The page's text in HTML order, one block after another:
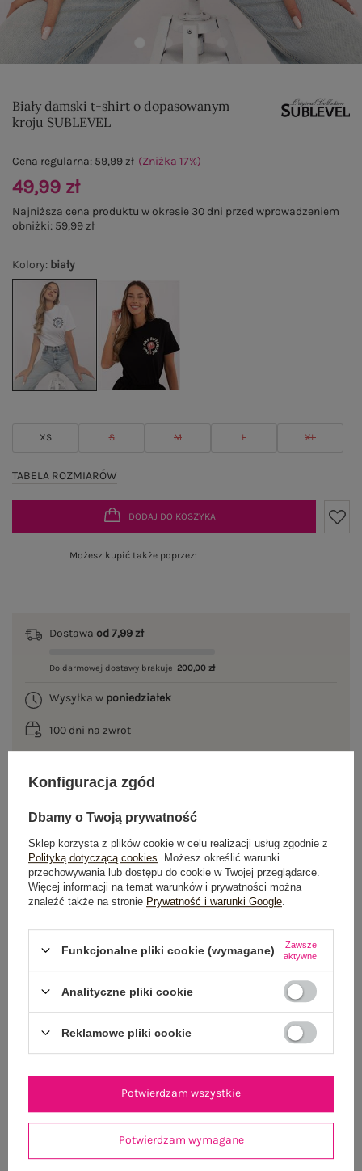
Biały damski t-shirt o dopasowanym
kroju SUBLEVEL
Kolory: biały
XS S M L XL
TABELA ROZMIARÓW
Cena regularna:59,99 zł (Zniżka 17%)
49,99 zł
Najniższa cena produktu w okresie 30 dni przed wprowadzeniem
obniżki: 59,99 zł
DODAJ DO KOSZYKA
Możesz kupić także poprzez:
Dostawa od 7,99 zł
Do darmowej dostawy brakuje 200,00 zł
Wysyłka w poniedziałek
100 dni na zwrot
GŁÓWNE PARAMETRY
OPINIE O PRODUKCIE (0)
ZWROTY I REKLAMACJE
OSTATNIO OGLĄDANE
Zobacz wszystko
Konfiguracja zgód
Dbamy o Twoją prywatność
Sklep korzysta z plików cookie w celu realizacji usług zgodnie z
Polityką dotyczącą cookies . Możesz określić warunki
przechowywania lub dostępu do cookie w Twojej przeglądarce.
Więcej informacji na temat warunków i prywatności można
znaleźć także na stronie Prywatność i warunki Google
Funkcjonalne pliki cookie (wymagane)
Zawsze
aktywne
Analityczne pliki cookie
Reklamowe pliki cookie
Potwierdzam wymagane
Potwierdzam wszystkie